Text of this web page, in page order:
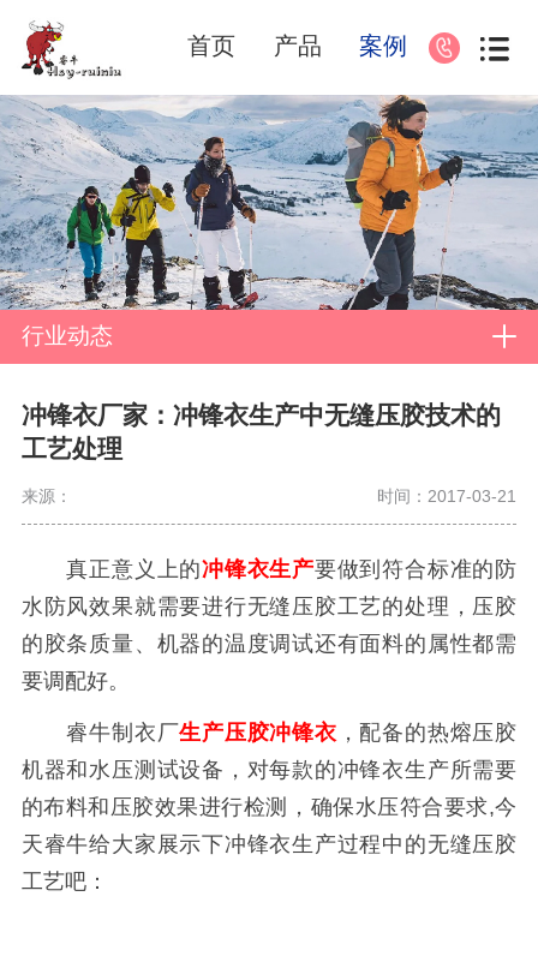
首页 产品 案例
行业动态
冲锋衣厂家：冲锋衣生产中无缝压胶技术的
工艺处理
来源： 时间：2017-03-21
真正意义上的冲锋衣生产要做到符合标准的防
水防风效果就需要进行无缝压胶工艺的处理，压胶
的胶条质量、机器的温度调试还有面料的属性都需
要调配好。
睿牛制衣厂生产压胶冲锋衣 ，配备的热熔压胶
机器和水压测试设备，对每款的冲锋衣生产所需要
的布料和压胶效果进行检测，确保水压符合要求,今
天睿牛给大家展示下冲锋衣生产过程中的无缝压胶
工艺吧：